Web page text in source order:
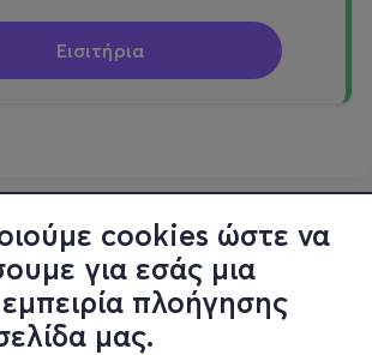
cookies ώστε να
για εσάς μια
πλοήγησης
μας.
Εισιτήρια